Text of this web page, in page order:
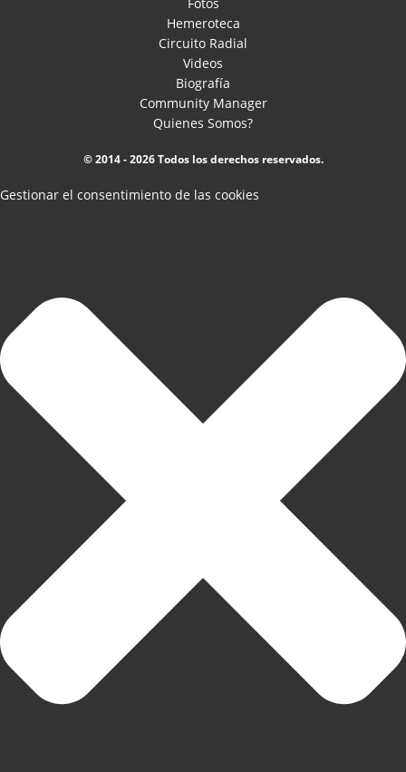
Fotos
Hemeroteca
Circuito Radial
Videos
Biografía
Community Manager
Quienes Somos?
© 2014 - 2026 Todos los derechos reservados.
Gestionar el consentimiento de las cookies